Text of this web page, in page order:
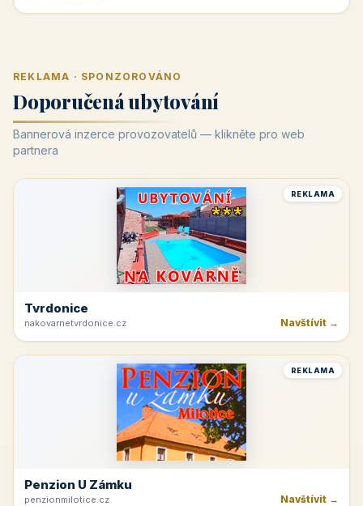
REKLAMA · SPONZOROVÁNO
Doporučená ubytování
Bannerová inzerce provozovatelů — klikněte pro web
partnera
REKLAMA
Tvrdonice
nakovarnetvrdonice.cz Navštívit →
REKLAMA
Penzion U Zámku
penzionmilotice.cz Navštívit →